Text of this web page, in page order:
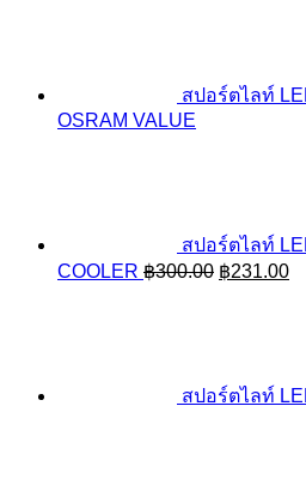
สปอร์ตไลท์
OSRAM VALUE
สปอร์ตไลท์
COOLER ฿300.00 Original
฿231.00
สปอร์ตไลท์